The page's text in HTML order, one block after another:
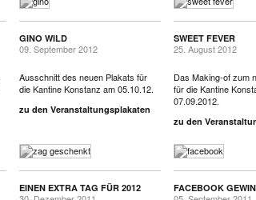
GINO WILD
09. September 2012
Ausschnitt des neuen Plakats für
die Kantine Konstanz am 05.10.12.
zu den Veranstaltungsplakaten
SWEET FEVER
25. August 2012
Das Making-of zum
für die Kantine
07.09.2012.
zu den
EINEN EXTRA TAG FÜR 2012 FACEBOOK